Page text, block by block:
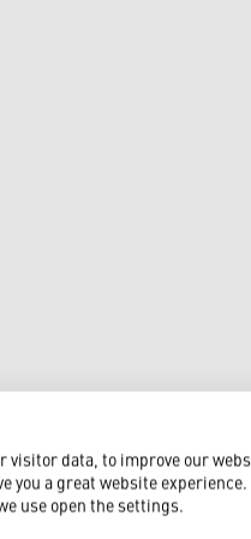
visitor data, to improve our
you a great website
use open the settings.